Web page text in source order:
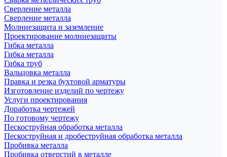
Сверление металла
Сверление металла
Молниезащита и заземление
Проектирование молниезащиты
Гибка металла
Гибка металла
Гибка труб
Вальцовка металла
Правка и резка бухтовой арматуры
Изготовление изделий по чертежу
Услуги проектирования
Доработка чертежей
По готовому чертежу
Пескоструйная обработка металла
Пескоструйная и дробеструйная обработка металла
Пробивка металла
Пробивка отверстий в металле